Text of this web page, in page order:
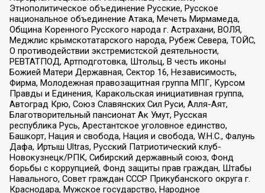
Этнополитическое объединение Русские, Русское
национальное объединение Атака, Мечеть Мирмамеда,
Община Коренного Русского народа г. Астрахани, ВОЛЯ,
Меджлис крымскотатарского народа, Рубеж Севера, ТОЙС,
О противодействии экстремистской деятельности,
РЕВТАТПОД, Артподготовка, Штольц, В честь иконы
Божией Матери Державная, Сектор 16, Независимость,
Фирма, Молодежная правозащитная группа МПГ, Курсом
Правды и Единения, Каракольская инициативная группа,
Автоград Крю, Союз Славянских Сил Руси, Алля-Аят,
Благотворительный пансионат Ак Умут, Русская
республика Русь, Арестантское уголовное единство,
Башкорт, Нация и свобода, Нация и свобода, W.H.С., Фалунь
Дафа, Иртыш Ultras, Русский Патриотический клуб-
Новокузнецк/РПК, Сибирский державный союз, Фонд
борьбы с коррупцией, Фонд защиты прав граждан, Штабы
Навального, Совет граждан СССР Прикубанского округа г.
Краснодара, Мужское государство, Народное